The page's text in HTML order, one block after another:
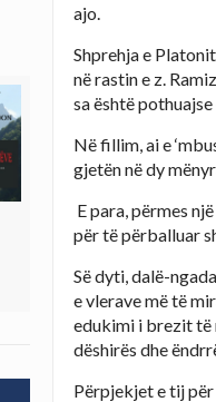
ajo.
Shprehja e
në rastin e z.
sa është
Në fillim, ai e
gjetën në dy
E para, përmes
për të përballuar
Së dyti, dalë-
e vlerave më të
edukimi i brezit të
dëshirës dhe
Përpjekjet e tij